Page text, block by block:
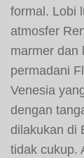
formal. Lobi
atmosfer
marmer dan
permadani
Venesia
dengan
dilakukan di
tidak cukup.